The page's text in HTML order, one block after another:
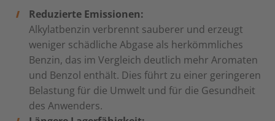
Reduzierte Emissionen:
Alkylatbenzin verbrennt sauberer und erzeugt
weniger schädliche Abgase als herkömmliches
Benzin, das im Vergleich deutlich mehr Aromaten
und Benzol enthält. Dies führt zu einer geringeren
Belastung für die Umwelt und für die Gesundheit
des Anwenders.